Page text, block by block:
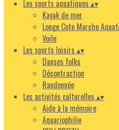
Les sports aquatiques ▴▾
Kayak de mer
Longe Cote Marche
Voile
Les sports loisirs ▴▾
Danses folks
Décontraction
Randonnée
Les activités culturelles ▴▾
Aide à la mémoire
Aquariophilie